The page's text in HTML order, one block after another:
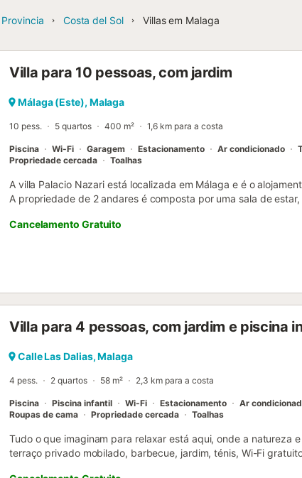
Costa del Sol Villas em Malaga
Villa para 10 pessoas, com jardim
Málaga (Este), Malaga
10 pess. 5 quartos 400 m² 1,6 km para a costa
Piscina Wi-Fi Garagem Estacionamento Ar condicionado
Propriedade cercada
Toalhas
A villa Palacio Nazari está localizada em Málaga e é o
A propriedade de 2 andares é composta por uma sala de
incluem Wi-Fi de alta velocidade (adequado para chamadas
serviços de streaming, ar condicionado, uma máquina de
roupa. Este aluguer de férias dispõe de uma área exterior
jardim, terraço coberto e comodidades para churrascos. Os
exterior partilhada com um terraço aberto. Estão disponíveis 6
Cancelamento Gratuito
Villa para 4 pessoas, com jardim e piscina
Calle Las Dalias, Malaga
4 pess. 2 quartos 58 m² 2,3 km para a costa
Piscina Piscina infantil Wi-Fi Estacionamento Ar
Roupas de cama
Propriedade cercada Toalhas
Tudo o que imaginam para relaxar está aqui, onde a natureza
terraço privado mobilado, barbecue, jardim, ténis, Wi-Fi